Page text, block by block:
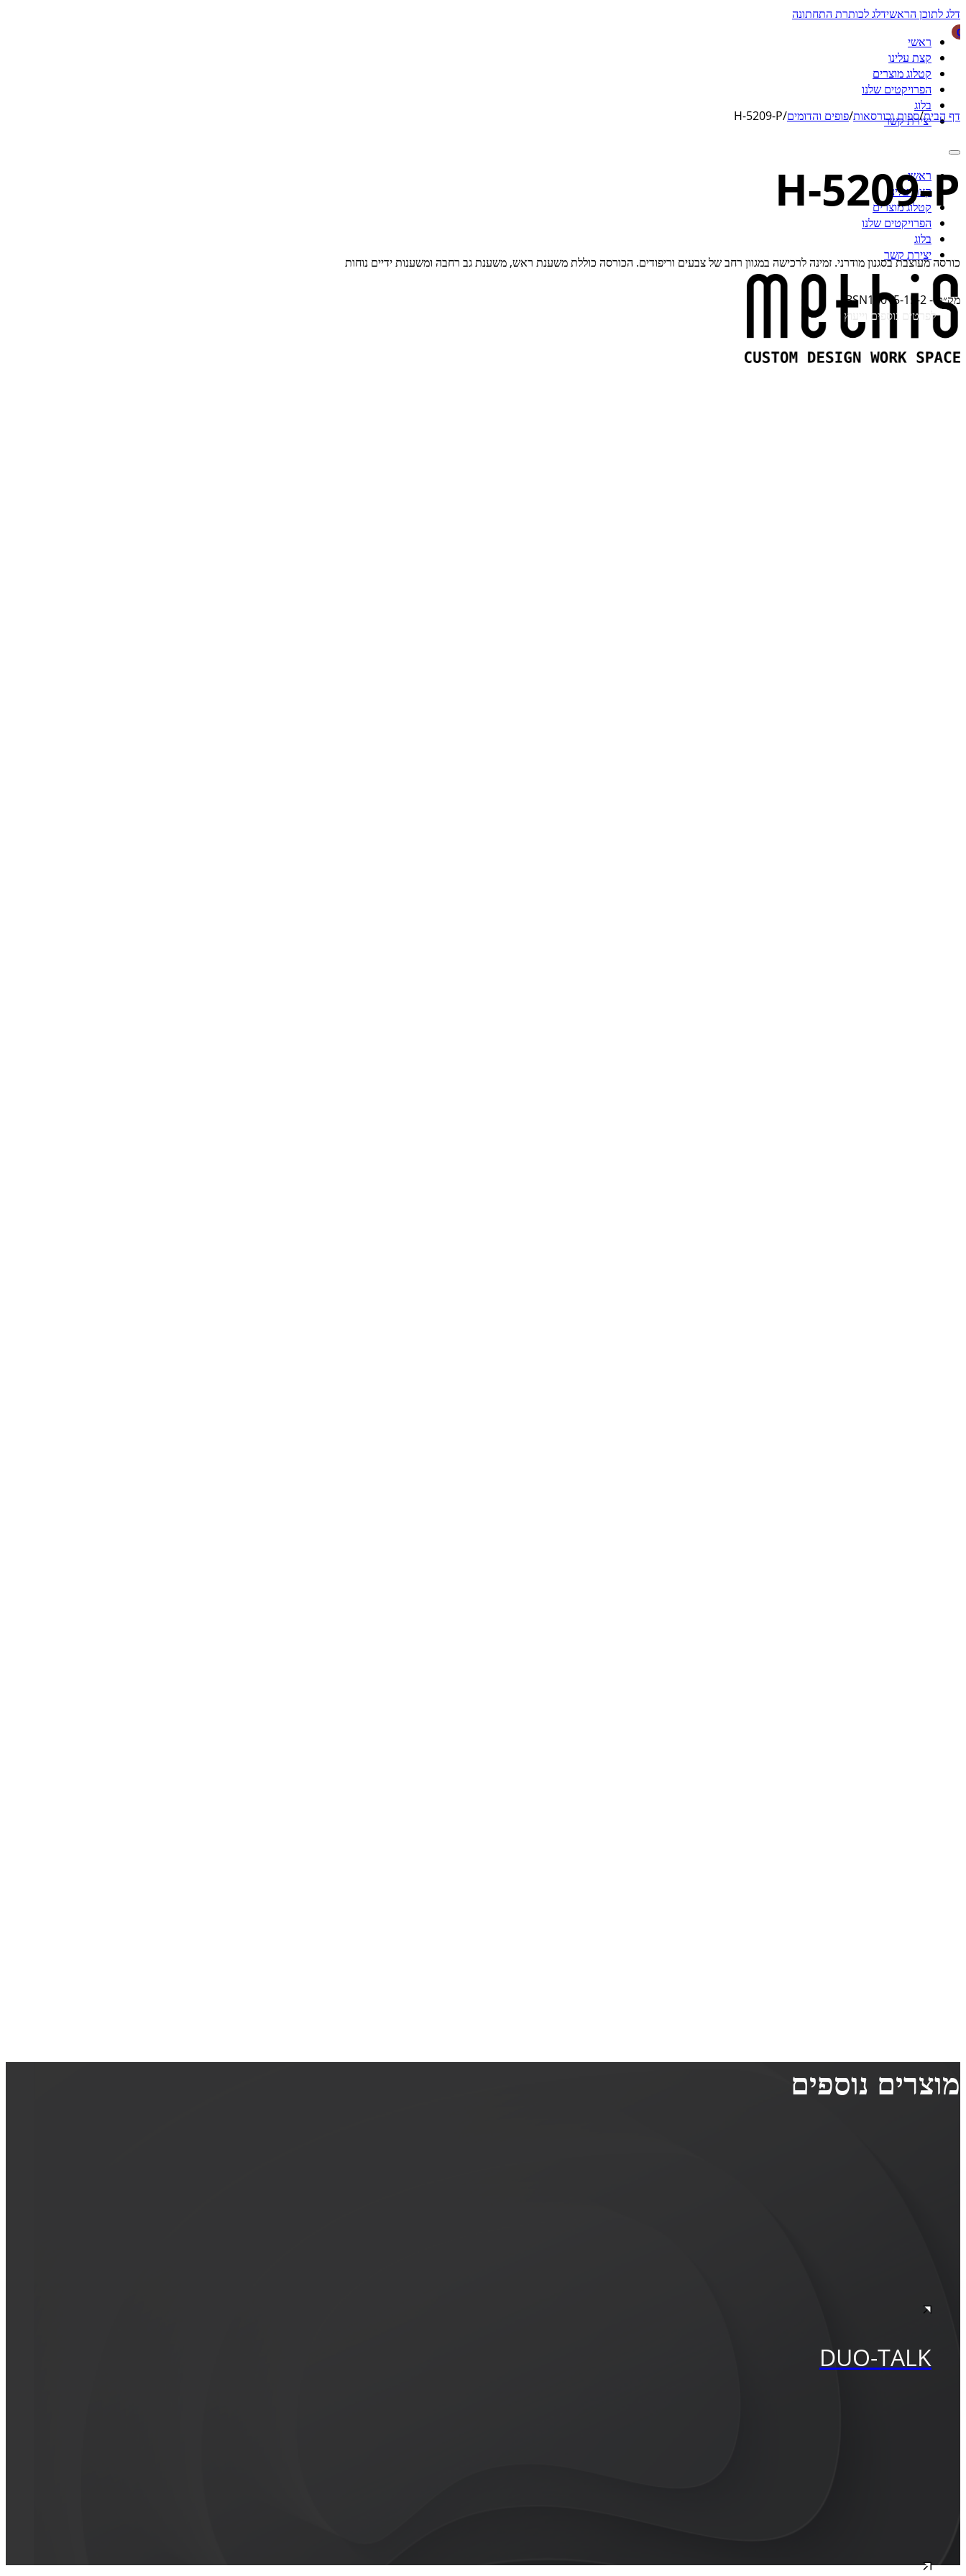
דלג לתוכן הראשידלג לכותרת התחתונה
0
ראשי
קצת עלינו
קטלוג מוצרים
הפרויקטים שלנו
בלוג
יצירת קשר
ראשי
קצת עלינו
קטלוג מוצרים
הפרויקטים שלנו
בלוג
יצירת קשר
דף הבית/ספות וכורסאות/פופים והדומים/
H-5209-P
H-5209-P
כורסה מעוצבת בסגנון מודרני. זמינה לרכישה במגוון רחב של צבעים וריפודים. הכורסה כוללת משענת ראש, משענת גב רחבה ומשענות ידיים נוחות
מק״ט -BSN15015-15-2
לפרטים נוספים וייעוץ
מוצרים נוספים
DUO-TALK